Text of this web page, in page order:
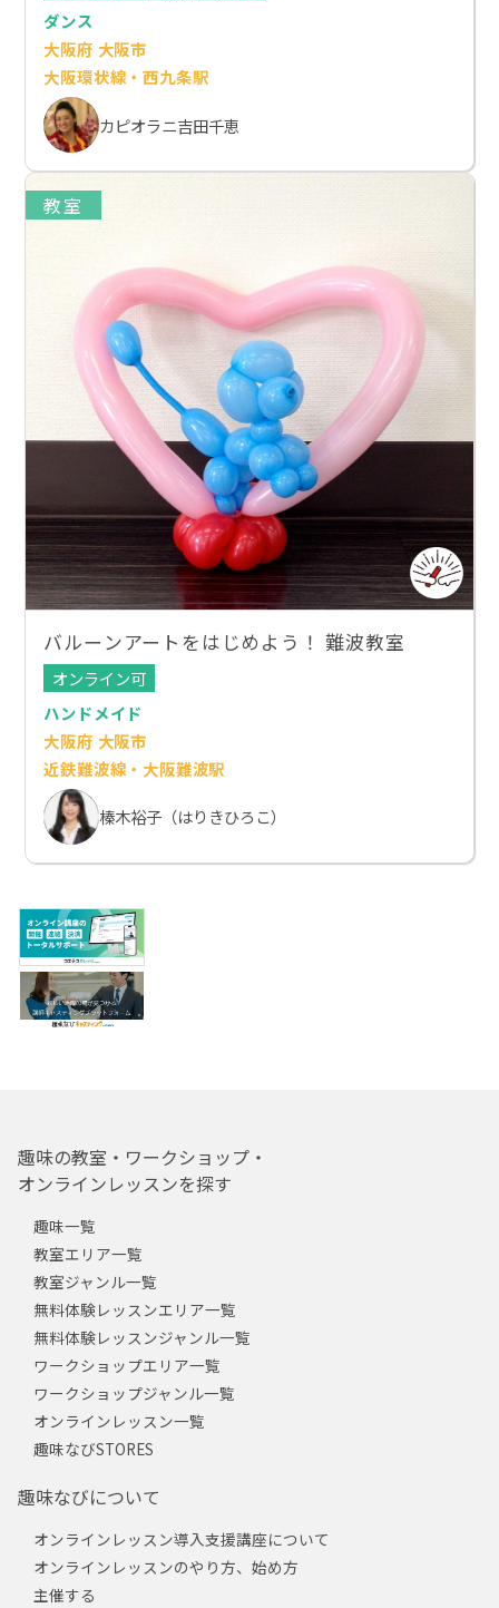
ダンス
大阪府 大阪市
大阪環状線・西九条駅
カピオラニ吉田千恵
教室
バルーンアートをはじめよう！ 難波教室
オンライン可
ハンドメイド
大阪府 大阪市
近鉄難波線・大阪難波駅
榛木裕子（はりきひろこ）
趣味の教室・ワークショップ・
オンラインレッスンを探す
趣味一覧
教室エリア一覧
教室ジャンル一覧
無料体験レッスンエリア一覧
無料体験レッスンジャンル一覧
ワークショップエリア一覧
ワークショップジャンル一覧
オンラインレッスン一覧
趣味なびSTORES
趣味なびについて
オンラインレッスン導入支援講座について
オンラインレッスンのやり方、始め方
主催する